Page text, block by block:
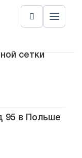
сетки
95 в Польше